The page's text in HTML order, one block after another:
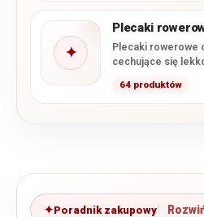
✦
Plecaki
Plecaki rowerowe
cechujące się
64 produktów
Poradnik zakupowy